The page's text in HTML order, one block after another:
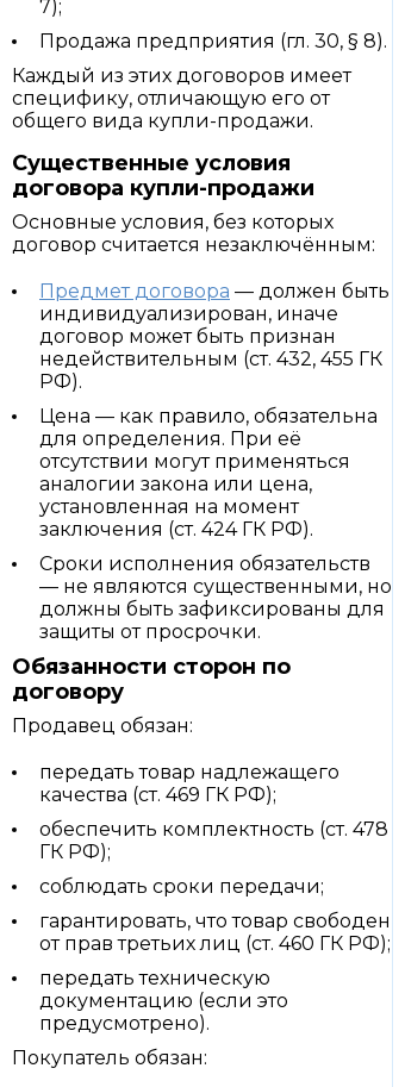
7);
Продажа предприятия (гл. 30, § 8).
Каждый из этих договоров имеет
специфику, отличающую его от
общего вида купли-продажи.
Существенные условия
договора купли-продажи
Основные условия, без которых
договор считается незаключённым:
Предмет договора — должен быть
индивидуализирован, иначе
договор может быть признан
недействительным (ст. 432, 455 ГК
РФ).
Цена — как правило, обязательна
для определения. При её
отсутствии могут применяться
аналогии закона или цена,
установленная на момент
заключения (ст. 424 ГК РФ).
Сроки исполнения обязательств
— не являются существенными, но
должны быть зафиксированы для
защиты от просрочки.
Обязанности сторон по
договору
Продавец обязан:
передать товар надлежащего
качества (ст. 469 ГК РФ);
обеспечить комплектность (ст. 478
ГК РФ);
соблюдать сроки передачи;
гарантировать, что товар свободен
от прав третьих лиц (ст. 460 ГК РФ);
передать техническую
документацию (если это
предусмотрено).
Покупатель обязан: